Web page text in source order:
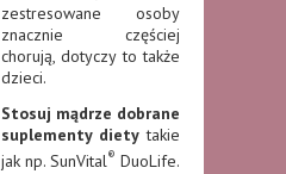
zestresowane osoby
znacznie częściej
chorują, dotyczy to także
dzieci.
Stosuj mądrze dobrane
suplementy diety takie
jak np. SunVital® DuoLife.